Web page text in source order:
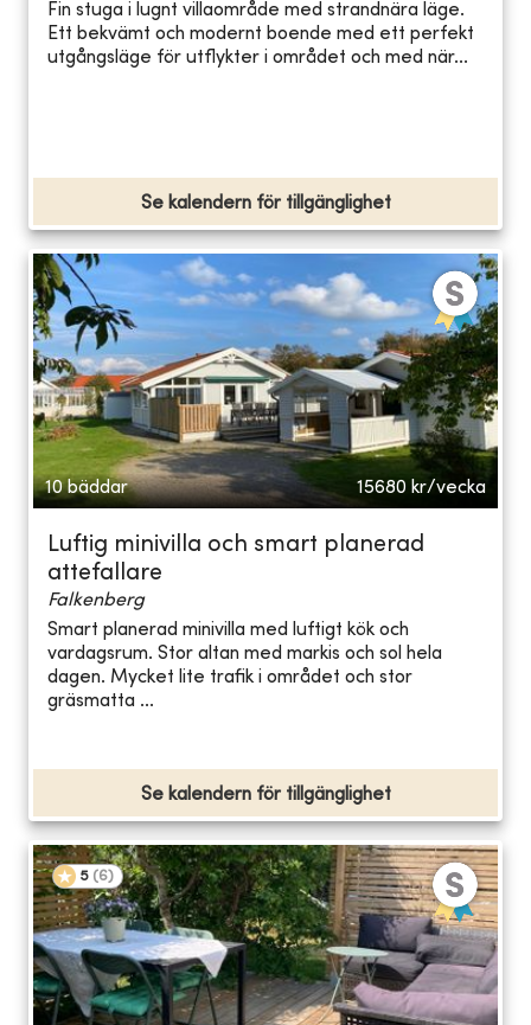
Fin stuga i lugnt villaområde med strandnära läge.
Ett bekvämt och modernt boende med ett perfekt
utgångsläge för utflykter i området och med när...
Se kalendern för tillgänglighet
10 bäddar 15680 kr/vecka
Luftig minivilla och smart planerad
attefallare
Falkenberg
Smart planerad minivilla med luftigt kök och
vardagsrum. Stor altan med markis och sol hela
dagen. Mycket lite trafik i området och stor
gräsmatta ...
Se kalendern för tillgänglighet
5 (6)